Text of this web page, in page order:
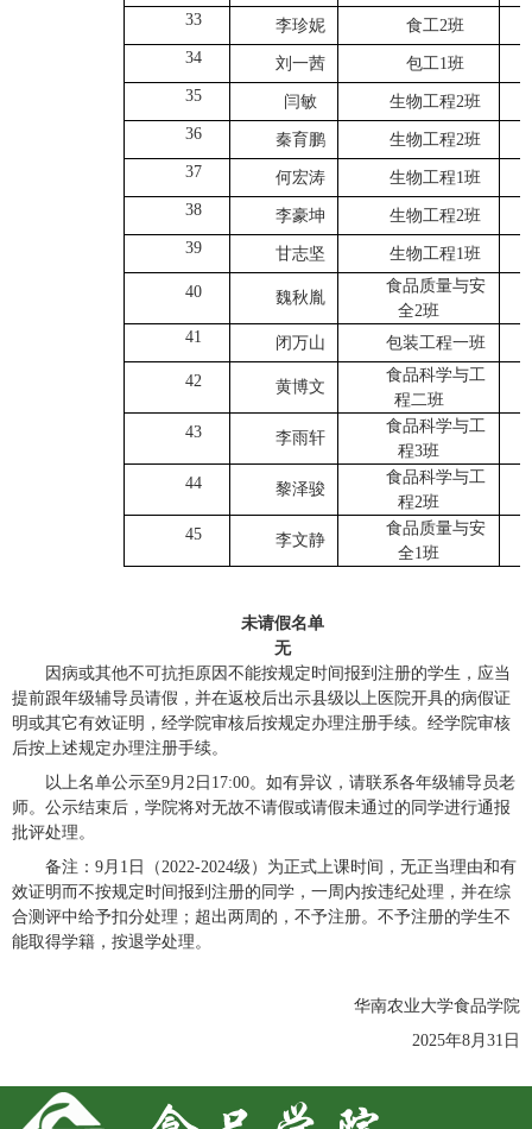
33
李珍妮
食工2班
34
刘一茜
包工1班
35
闫敏
生物工程2班
36
秦育鹏
生物工程2班
37
何宏涛
生物工程1班
38
李豪坤
生物工程2班
39
甘志坚 生物工程1班
40 魏秋胤
食品质量与安
全2班
41
闭万山 包装工程一班
42 黄博文
食品科学与工
程二班
43
李雨轩
食品科学与工
程3班
44
黎泽骏
食品科学与工
程2班
45
李文静
食品质量与安
全1班
未请假名单
无
因病或其他不可抗拒原因不能按规定时间报到注册的学生，应当
提前跟年级辅导员请假，并在返校后出示县级以上医院开具的病假证
明或其它有效证明，经学院审核后按规定办理注册手续。经学院审核
后按上述规定办理注册手续。
以上名单公示至9月2 日17:00。如有异议，请联系各年级辅导员老
师。公示结束后，学院将对无故不请假或请假未通过的同学进行通报
批评处理。
备注：9月1 日（2022-2024级）为正式上课时间，无正当理由和有
效证明而不按规定时间报到注册的同学，一周内按违纪处理，并在综
合测评中给予扣分处理；超出两周的，不予注册。不予注册的学生不
能取得学籍，按退学处理。
华南农业大学食品学院
2025年8月31日